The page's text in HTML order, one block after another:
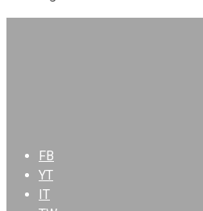
FB
YT
IT